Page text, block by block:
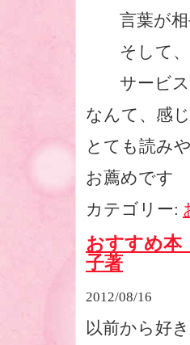
言葉が相
そして、
サービス
なんて、感
とても読み
お薦めです
カテゴリー:
おすすめ
子著
2012/08/16
以前から好